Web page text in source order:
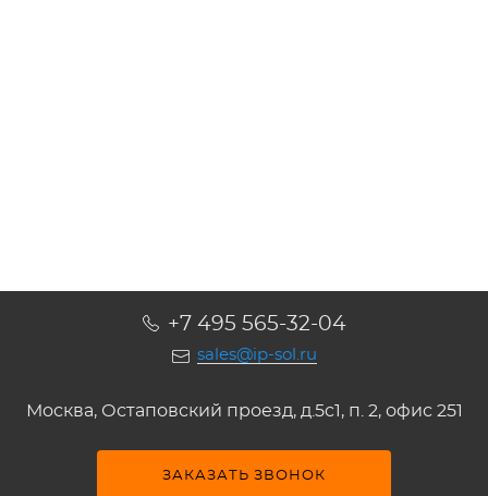
+7 495 565-32-04
sales@ip-sol.ru
Москва, Остаповский проезд, д.5c1, п. 2, офис 251
ЗАКАЗАТЬ ЗВОНОК